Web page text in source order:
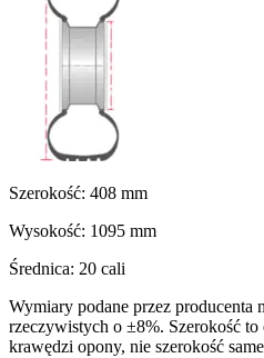
Szerokość: 408 mm
Wysokość: 1095 mm
Średnica: 20 cali
Wymiary podane przez producenta
rzeczywistych o ±8%. Szerokość to
krawędzi opony, nie szerokość